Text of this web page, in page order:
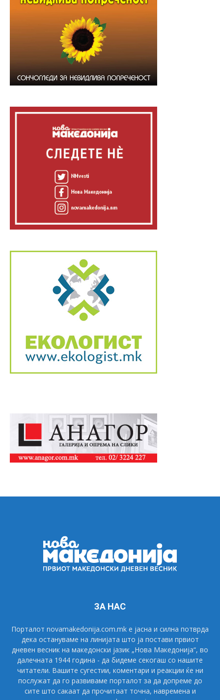
ЗА НАС
Порталот novamakedonija.com.mk е јасна и силна потврда
дека остануваме на линијата што ја постави првиот
дневен весник на македонски јазик „Нова Македонија“, во
далечната 1944 година - да бидеме секогаш со нашите
читатели. Вашите сугестии, коментари и реакции ќе ни
послужат да го развиваме порталот за да допреме до
сите што сакаат да прочитаат точна, навремена и